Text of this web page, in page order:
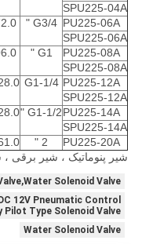
SPU225-04A
PU225-06A
G3/4 "
SPU225-06A
PU225-08A
G1 "
SPU225-08A
PU225-12A
G1-1/4
SPU225-12A
PU225-14A
G1-1/2 "
SPU225-14A
PU225-20A
2 "
شیر پنوماتیک ، شیر برقی
Solenoid Valve
12V Pneumatic Control
Pilot Type Solenoid Valve
Water Solenoid Valve